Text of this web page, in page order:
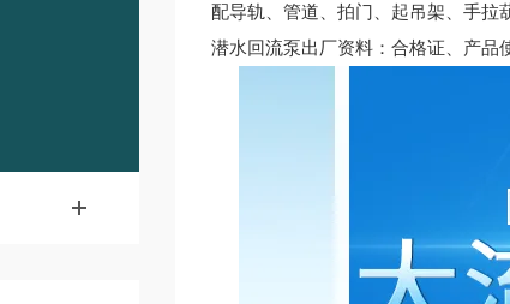
配导轨、管道、拍门、起吊架、手拉
潜水回流泵出厂资料：合格证、产品